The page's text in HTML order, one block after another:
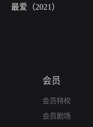
最爱（2021）
会员
会员特权
会员剧场